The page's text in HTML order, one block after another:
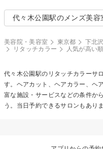
代々木公園駅のメンズ美容
美容院・美容室 東京都 下北
リタッチカラー
人気が高い順
代々木公園駅の リタッチカラーサ
す。ヘアカット、ヘアカラー、ヘ
富な施設・サービスなどの条件か
う。当日予約できるサロンもありま